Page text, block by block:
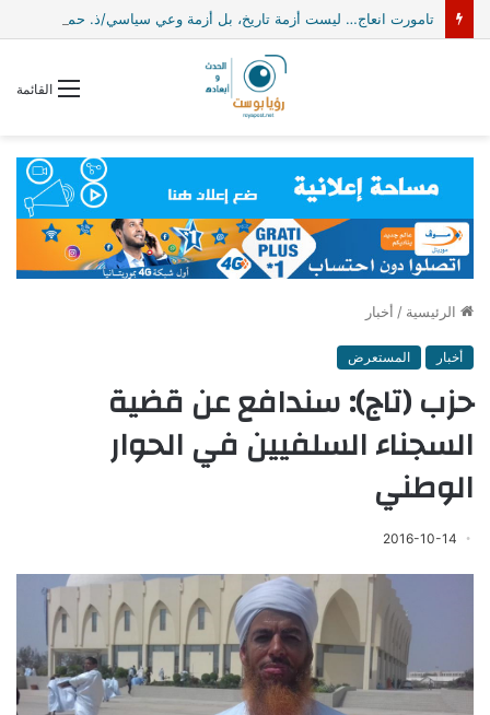
القائمة
الرئيسية / أخبار
أخبار المستعرض
حزب (تاج): سندافع عن قضية
السجناء السلفيين في الحوار
الوطني
2016-10-14